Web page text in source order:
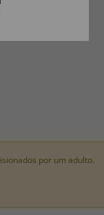
por um adulto.